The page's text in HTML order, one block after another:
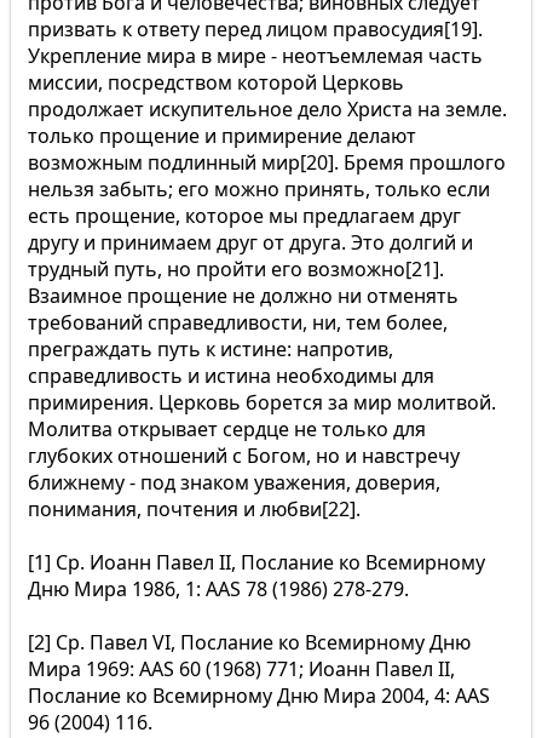
призвать к ответу перед лицом правосудия[19].
Укрепление мира в мире - неотъемлемая часть
миссии, посредством которой Церковь
продолжает искупительное дело Христа на земле.
только прощение и примирение делают
возможным подлинный мир[20]. Бремя прошлого
нельзя забыть; его можно принять, только если
есть прощение, которое мы предлагаем друг
другу и принимаем друг от друга. Это долгий и
трудный путь, но пройти его возможно[21].
Взаимное прощение не должно ни отменять
требований справедливости, ни, тем более,
преграждать путь к истине: напротив,
справедливость и истина необходимы для
примирения. Церковь борется за мир молитвой.
Молитва открывает сердце не только для
глубоких отношений с Богом, но и навстречу
ближнему - под знаком уважения, доверия,
понимания, почтения и любви[22].
[1] Ср. Иоанн Павел II, Послание ко Всемирному
Дню Мира 1986, 1: AAS 78 (1986) 278-279.
[2] Ср. Павел VI, Послание ко Всемирному Дню
Мира 1969: AAS 60 (1968) 771; Иоанн Павел II,
Послание ко Всемирному Дню Мира 2004, 4: AAS
96 (2004) 116.